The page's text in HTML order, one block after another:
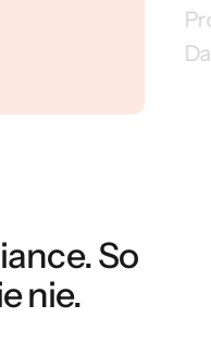
So
nie.